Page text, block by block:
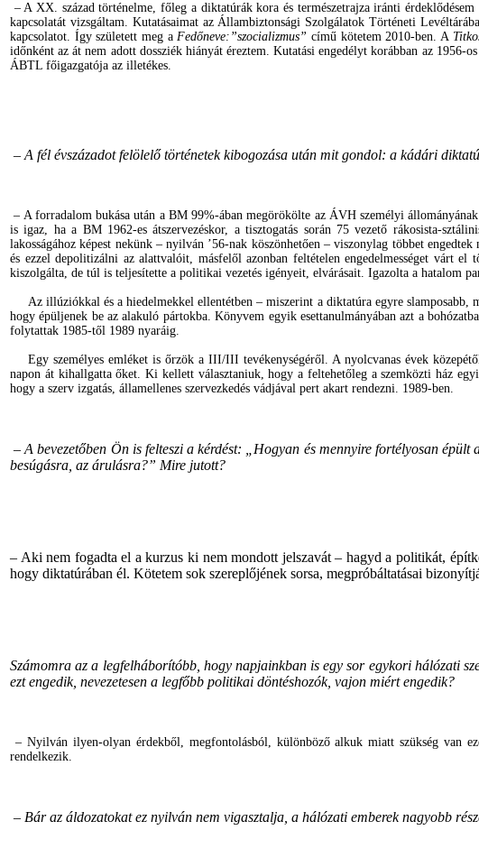
– A XX. század történelme, főleg a diktatúrák kora és természetrajza iránti
kapcsolatát vizsgáltam. Kutatásaimat az Állambiztonsági Szolgálatok Történeti
kapcsolatot. Így született meg aFedőneve:”szocializmus” című kötetem 2010-ben. A
időnként az át nem adott dossziék hiányát éreztem. Kutatási engedélyt korábban az
ÁBTL főigazgatója az illetékes.
– A fél évszázadot felölelő történetek kibogozása után mit gondol: a kádári
– A forradalom bukása után a BM 99%-ában megörökölte az ÁVH személyi
is igaz, ha a BM 1962-es átszervezéskor, a tisztogatás során 75 vezető rákosista-
lakosságához képest nekünk – nyilván ’56-nak köszönhetően – viszonylag többet
és ezzel depolitizálni az alattvalóit, másfelől azonban feltételen engedelmességet várt
kiszolgálta, de túl is teljesítette a politikai vezetés igényeit, elvárásait. Igazolta a hatalom
Az illúziókkal és a hiedelmekkel ellentétben – miszerint a diktatúra egyre slamposabb,
hogy épüljenek be az alakuló pártokba. Könyvem egyik esettanulmányában azt a
folytattak 1985-től 1989 nyaráig.
Egy személyes emléket is őrzök a III/III tevékenységéről. A nyolcvanas évek
napon át kihallgatta őket. Ki kellett választaniuk, hogy a feltehetőleg a szemközti ház
hogy a szerv izgatás, államellenes szervezkedés vádjával pert akart rendezni. 1989-ben.
– A bevezetőben Ön is felteszi a kérdést: „Hogyan és mennyire fortélyosan
besúgásra, az árulásra?” Mire jutott?
– Aki nem fogadta el a kurzus ki nem mondott jelszavát – hagyd a politikát,
hogy diktatúrában él. Kötetem sok szereplőjének sorsa, megpróbáltatásai
Számomra az a legfelháborítóbb, hogy napjainkban is egy sor egykori hálózati
ezt engedik, nevezetesen a legfőbb politikai döntéshozók, vajon miért engedik?
– Nyilván ilyen-olyan érdekből, megfontolásból, különböző alkuk miatt szükség van
rendelkezik.
– Bár az áldozatokat ez nyilván nem vigasztalja, a hálózati emberek nagyobb